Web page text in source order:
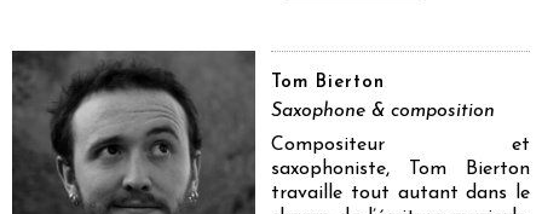
Tom Bierton
Saxophone & composition
Compositeur et
saxophoniste, Tom Bierton
travaille tout autant dans le